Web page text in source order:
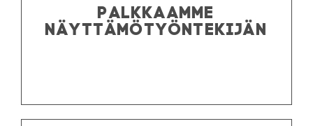
PALKKAAMME
NÄYTTÄMÖTYÖNTEKIJÄN